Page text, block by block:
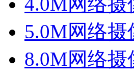
5.0M网络摄
8.0M网络摄